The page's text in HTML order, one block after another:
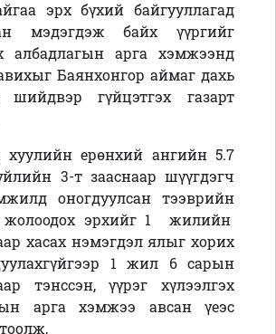
эрх бүхий байгууллагад
мэдэгдэж байх үүргийг
албадлагын арга хэмжээнд
Баянхонгор аймаг дахь
шийдвэр гүйцэтгэх газарт
хуулийн ерөнхий ангийн 5.7
3-т зааснаар шүүгдэгч
оногдуулсан тээврийн
жолоодох эрхийг 1 жилийн
хасах нэмэгдэл ялыг хорих
1 жил 6 сарын
тэнссэн, үүрэг хүлээлгэх
арга хэмжээ авсан үеэс